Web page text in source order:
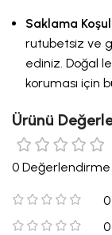
Saklama
rutubetsiz ve
ediniz. Doğal
koruması için
Ürünü
0 Değerlendirme
0
0